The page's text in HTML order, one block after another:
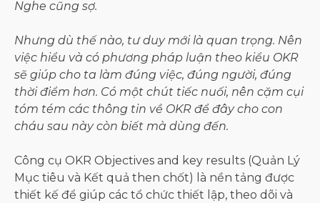
Nghe cũng sợ.
Nhưng dù thế nào, tư duy mới là quan trọng. Nên
việc hiểu và có phương pháp luận theo kiểu OKR
sẽ giúp cho ta làm đúng việc, đúng người, đúng
thời điểm hơn. Có một chút tiếc nuối, nên cặm cụi
tóm tém các thông tin về OKR để đây cho con
cháu sau này còn biết mà dùng đến.
Công cụ OKR Objectives and key results (Quản Lý
Mục tiêu và Kết quả then chốt) là nền tảng được
thiết kế để giúp các tổ chức thiết lập, theo dõi và